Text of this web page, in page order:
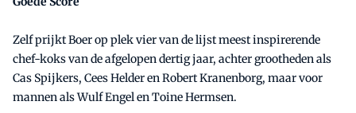
Zelf prijkt Boer op plek vier van de lijst meest inspirerende
chef-koks van de afgelopen dertig jaar, achter grootheden als
Cas Spijkers, Cees Helder en Robert Kranenborg, maar voor
mannen als Wulf Engel en Toine Hermsen.